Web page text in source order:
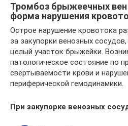
Тромбоз брыжеечных
форма нарушения
Острое нарушение кровотока
за закупорки венозных
целый участок брыжейки.
патологическое состояние по
свертываемости крови и
периферической гемодинамики.
При закупорке венозных